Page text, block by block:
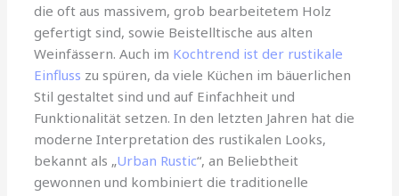
die oft aus massivem, grob bearbeitetem Holz
gefertigt sind, sowie Beistelltische aus alten
Weinfässern. Auch im Kochtrend ist der rustikale
Einfluss zu spüren, da viele Küchen im bäuerlichen
Stil gestaltet sind und auf Einfachheit und
Funktionalität setzen. In den letzten Jahren hat die
moderne Interpretation des rustikalen Looks,
bekannt als „Urban Rustic“, an Beliebtheit
gewonnen und kombiniert die traditionelle